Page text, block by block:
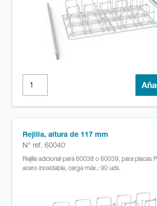
Rejilla, altura de 117 mm
N° ref. 60040
Rejilla adicional para 60038 o 60039, para placas
acero inoxidable, carga máx.: 90 uds.